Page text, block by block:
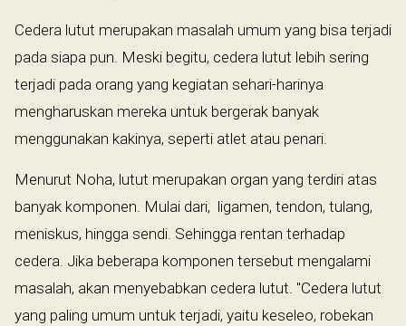
Cedera lutut merupakan masalah umum yang bisa terjadi
pada siapa pun. Meski begitu, cedera lutut lebih sering
terjadi pada orang yang kegiatan sehari-harinya
mengharuskan mereka untuk bergerak banyak
menggunakan kakinya, seperti atlet atau penari.
Menurut Noha, lutut merupakan organ yang terdiri atas
banyak komponen. Mulai dari, ligamen, tendon, tulang,
meniskus, hingga sendi. Sehingga rentan terhadap
cedera. Jika beberapa komponen tersebut mengalami
masalah, akan menyebabkan cedera lutut. "Cedera lutut
yang paling umum untuk terjadi, yaitu keseleo, robekan